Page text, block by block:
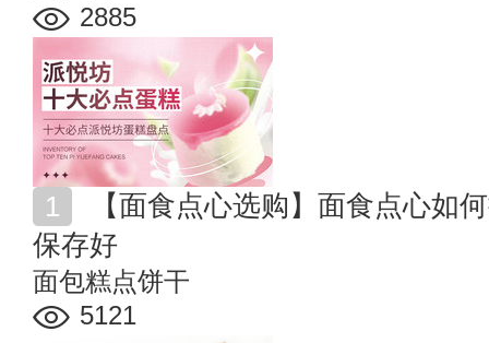
2885
保存好
面包糕点饼干
5121